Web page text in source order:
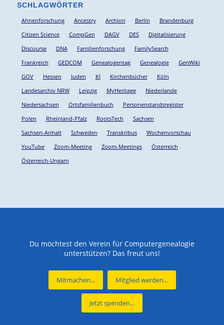
SCHLAGWÖRTER
Ahnenforschung Ancestry Archion Berlin
Brandenburg
Citizen Science
CompGen DAGV DES
Digitalisierung
Discourse
DNA Familienforschung
FamilySearch
Frankreich
GEDCOM Genealogentag Genealogie
GenWiki
GOV
Hessen Juden KI Kirchenbücher
Köln
Landesarchiv NRW
Leipzig MyHeritage
Niederlande
Niedersachsen
Ortsfamilienbuch
Personenstandsregister
Polen
Rheinland-Pfalz RootsTech
Sachsen
Sachsen-Anhalt
Schweden Transkribus
Wochenvorschau
YouTube
Zoom-Meeting Zoom-Meetings
Österreich
Österreich-Ungarn
Du möchtest den Verein für Computergenealogie
unterstützen? Das freut uns!
Mitmachen... Mitglied werden...
Jetzt spenden...